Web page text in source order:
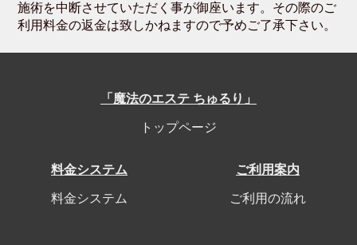
施術を中断させていただく事が御座います。その際のご
利用料金の返金は致しかねますので予めご了承下さい。
「魔法のエステ ちゅるり」
トップページ
料金システム
料金システム
ご利用案内
ご利用の流れ